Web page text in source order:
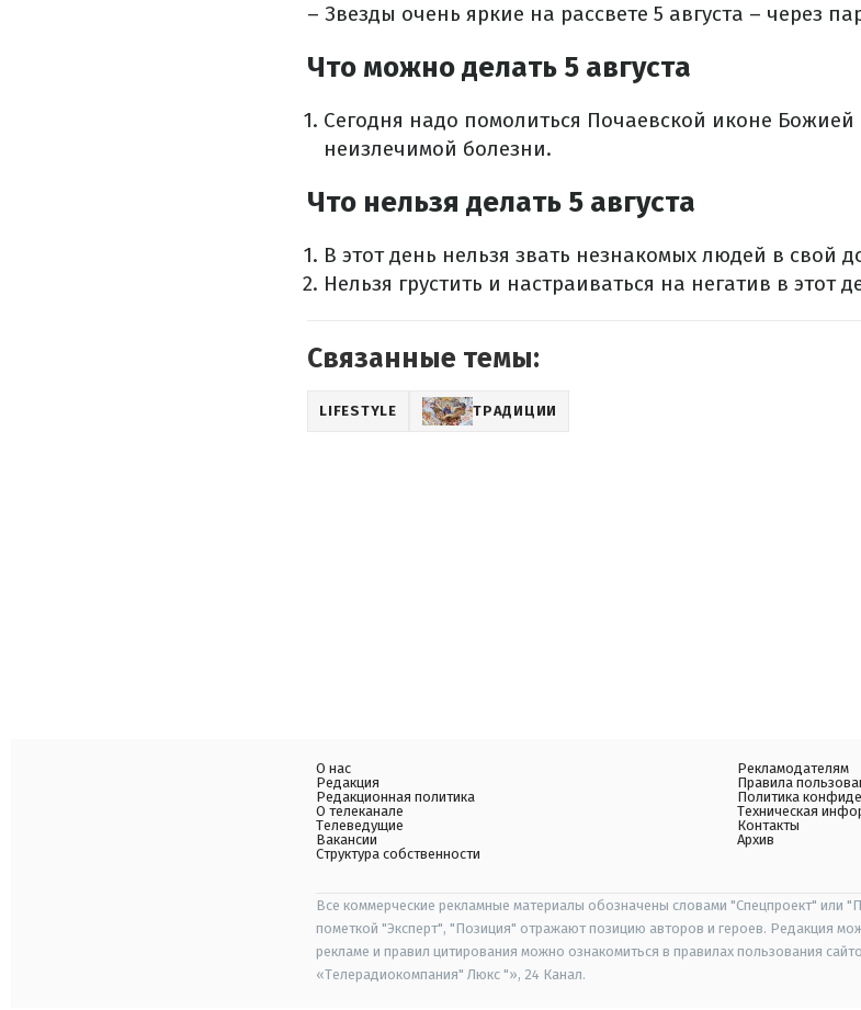
– Звезды очень яркие на рассвете 5 августа – через
Что можно делать 5 августа
Сегодня надо помолиться Почаевской иконе
неизлечимой болезни.
Что нельзя делать 5 августа
В этот день нельзя звать незнакомых людей в свой
Нельзя грустить и настраиваться на негатив в этот
Связанные темы:
LIFESTYLE ТРАДИЦИИ
О нас
Редакция
Редакционная политика
О телеканале
Телеведущие
Вакансии
Структура собственности
Рекламодателям
Правила
Политика
Техническая
Контакты
Архив
Все коммерческие рекламные материалы обозначены словами "Спецпроект" или
пометкой "Эксперт", "Позиция" отражают позицию авторов и героев. Редакция
рекламе и правил цитирования можно ознакомиться в правилах пользования
«Телерадиокомпания" Люкс "», 24 Канал.